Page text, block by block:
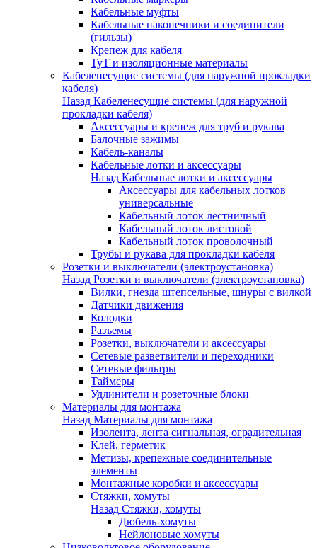
Кабельные муфты
Кабельные наконечники и соединители
(гильзы)
Крепеж для кабеля
ТуТ и изоляционные материалы
Кабеленесущие системы (для наружной прокладки
кабеля)
Назад Кабеленесущие системы (для наружной
прокладки кабеля)
Аксессуары и крепеж для труб и рукава
Балочные зажимы
Кабель-каналы
Кабельные лотки и аксессуары
Назад Кабельные лотки и аксессуары
Аксессуары для кабельных лотков
универсальные
Кабельный лоток лестничный
Кабельный лоток листовой
Кабельный лоток проволочный
Трубы и рукава для прокладки кабеля
Розетки и выключатели (электроустановка)
Назад Розетки и выключатели (электроустановка)
Вилки, гнезда штепсельные, шнуры с вилкой
Датчики движения
Колодки
Разъемы
Розетки, выключатели и аксессуары
Сетевые разветвители и переходники
Сетевые фильтры
Таймеры
Удлинители и розеточные блоки
Материалы для монтажа
Назад Материалы для монтажа
Изолента, лента сигнальная, оградительная
Клей, герметик
Метизы, крепежные соединительные
элементы
Монтажные коробки и аксессуары
Стяжки, хомуты
Назад Стяжки, хомуты
Дюбель-хомуты
Нейлоновые хомуты